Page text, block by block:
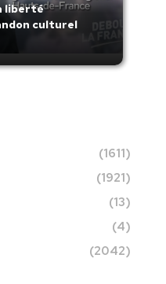
liberté
culturel
(1611)
(1921)
(13)
(4)
(2042)